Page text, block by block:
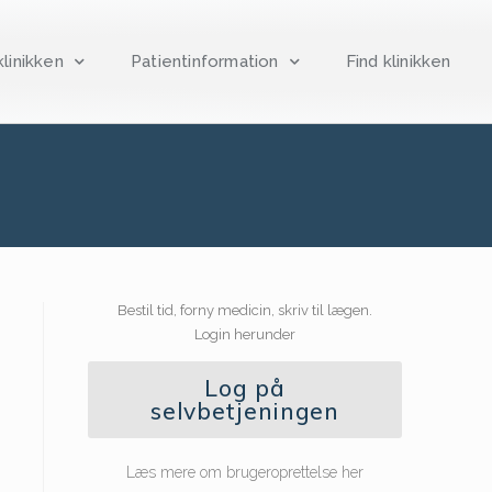
Patientinformation Find klinikken
Bestil tid, forny medicin, skriv til lægen.
Login herunder
Log på
selvbetjeningen
Læs mere om brugeroprettelse her